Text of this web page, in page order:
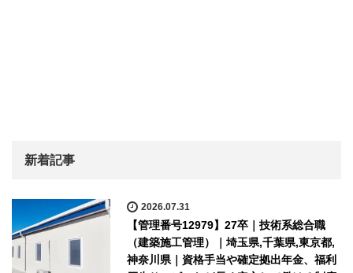
新着記事
2026.07.31
【管理番号12979】27卒｜技術系総合職
（建築施工管理）｜埼玉県,千葉県,東京都,
神奈川県｜資格手当や確定拠出年金、福利